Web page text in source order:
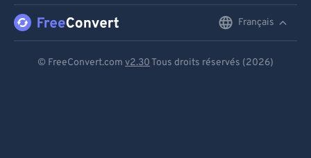
Français
© FreeConvert.com v2.30 Tous droits réservés (2026)